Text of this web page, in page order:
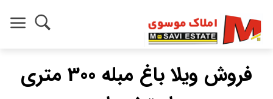
فروش ویلا باغ مبله 300 متری